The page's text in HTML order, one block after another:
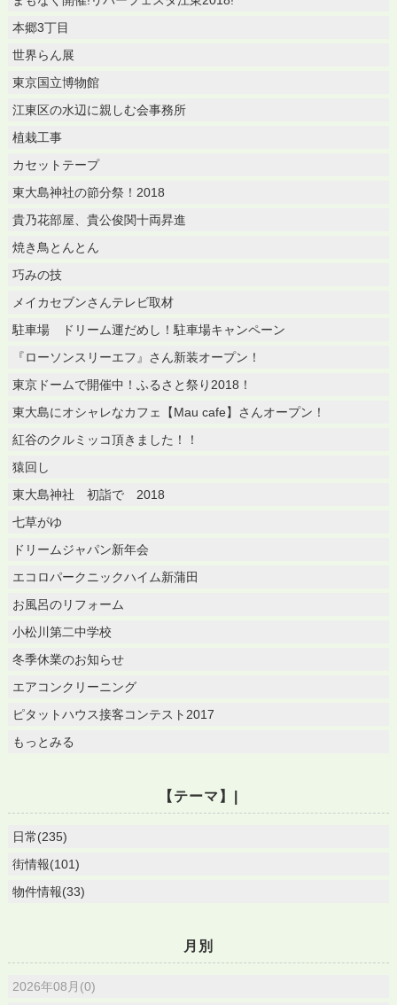
本郷3丁目
世界らん展
東京国立博物館
江東区の水辺に親しむ会事務所
植栽工事
カセットテープ
東大島神社の節分祭！2018
貴乃花部屋、貴公俊関十両昇進
焼き鳥とんとん
巧みの技
メイカセブンさんテレビ取材
駐車場 ドリーム運だめし！駐車場キャンペーン
『ローソンスリーエフ』さん新装オープン！
東京ドームで開催中！ふるさと祭り2018！
東大島にオシャレなカフェ【Mau cafe】さんオープン！
紅谷のクルミッコ頂きました！！
猿回し
東大島神社 初詣で 2018
七草がゆ
ドリームジャパン新年会
エコロパークニックハイム新蒲田
お風呂のリフォーム
小松川第二中学校
冬季休業のお知らせ
エアコンクリーニング
ピタットハウス接客コンテスト2017
もっとみる
【テーマ】|
日常(235)
街情報(101)
物件情報(33)
月別
2026年08月(0)